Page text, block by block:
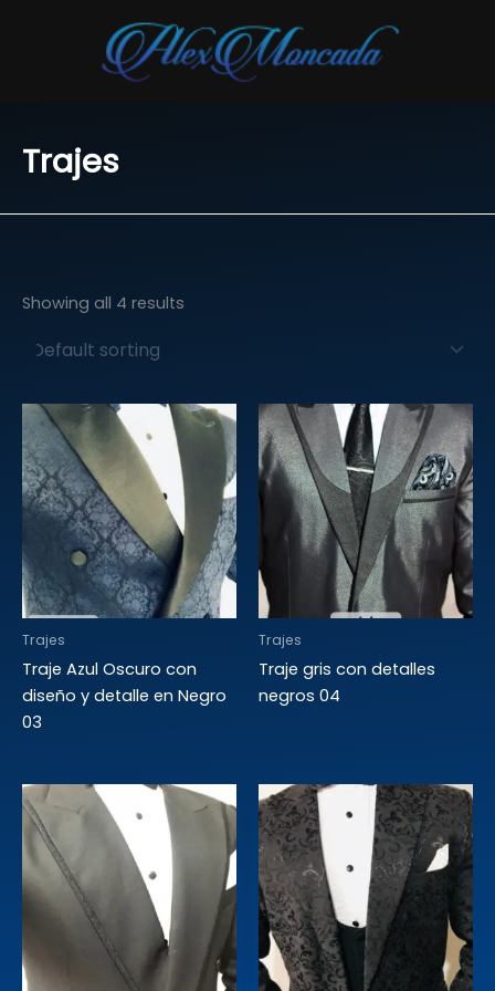
Trajes
Showing all 4 results
Trajes
Traje Azul Oscuro con
diseño y detalle en Negro
03
Trajes
Traje gris con detalles
negros 04